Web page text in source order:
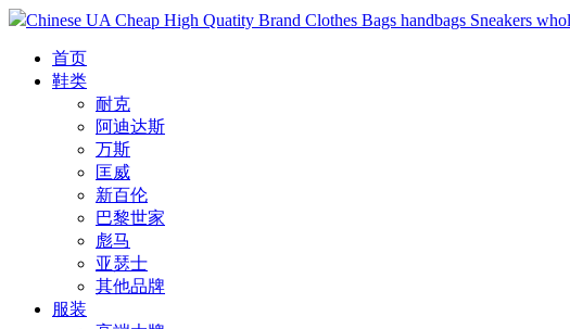
Chinese UA Cheap High Quatity Brand Clothes Bags handbags Sneakers
首页
鞋类
耐克
阿迪达斯
万斯
匡威
新百伦
巴黎世家
彪马
亚瑟士
其他品牌
服装